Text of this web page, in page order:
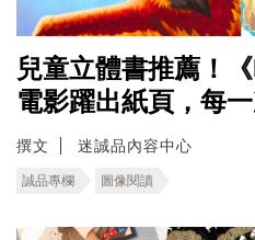
兒童立體書推薦！
電影躍出紙頁，每
撰文 迷誠品內容中心
誠品專欄 圖像閱讀